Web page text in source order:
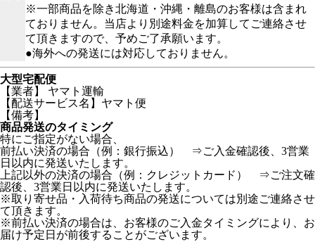
※一部商品を除き北海道・沖縄・離島のお客様は含まれ
ておりません。当店より別途料金を加算してご連絡させ
て頂きますので、予めご了承願います。
●海外への発送には対応しておりません。
大型宅配便
【業者】 ヤマト運輸
【配送サービス名】ヤマト便
【備考】
商品発送のタイミング
特にご指定がない場合、
前払い決済の場合（例：銀行振込） ⇒ご入金確認後、3営業
日以内に発送いたします。
上記以外の決済の場合（例：クレジットカード） ⇒ご注文確
認後、3営業日以内に発送いたします。
※取り寄せ品・入荷待ち商品の発送については別途ご連絡させ
て頂きます。
※前払い決済の場合は、お客様のご入金タイミングにより、お
届け予定日が前後することがございます。